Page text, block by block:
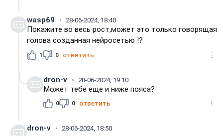
wasp69 28-06-2024, 18:40
Покажите во весь рост,может это только говорящая
голова созданная нейросетью !?
1 0 ответить
dron-v 28-06-2024, 19:10
Может тебе еще и ниже пояса?
0 0 ответить
dron-v 28-06-2024, 18:50